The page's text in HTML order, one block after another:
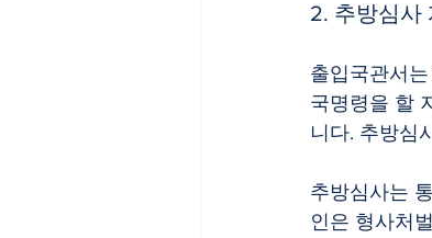
2. 추방심사
출입국관서
국명령을 할
니다. 추방심
추방심사는
인은 형사처